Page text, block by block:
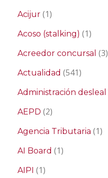
Acijur (1)
Acoso (stalking) (1)
Acreedor concursal (3)
Actualidad (541)
Administración desleal
AEPD (2)
Agencia Tributaria (1)
AI Board (1)
AIPI (1)